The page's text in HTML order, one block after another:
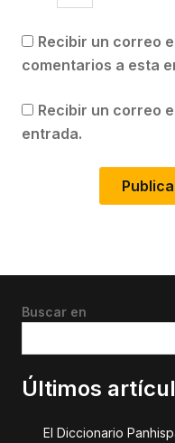
Recibir un correo
comentarios a esta
Recibir un correo
entrada.
Buscar en
Últimos
El Diccionario